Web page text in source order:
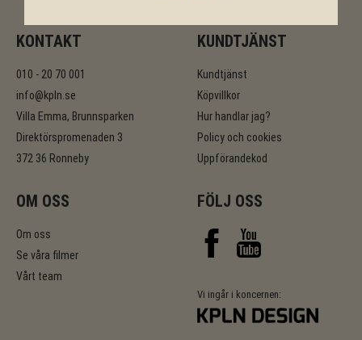
KONTAKT
010 - 20 70 001
info@kpln.se
Villa Emma, Brunnsparken
Direktörspromenaden 3
372 36 Ronneby
KUNDTJÄNST
Kundtjänst
Köpvillkor
Hur handlar jag?
Policy och cookies
Uppförandekod
OM OSS
Om oss
Se våra filmer
Vårt team
FÖLJ OSS
Vi ingår i koncernen: